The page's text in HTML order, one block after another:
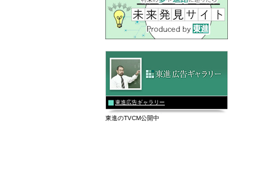
東進広告ギャラリー
東進のTVCM公開中